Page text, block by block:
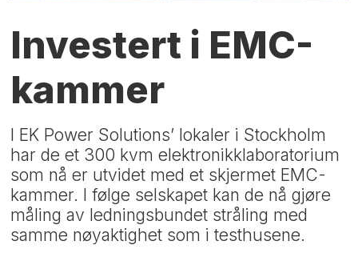
Investert i EMC-
kammer
I EK Power Solutions’ lokaler i Stockholm
har de et 300 kvm elektronikklaboratorium
som nå er utvidet med et skjermet EMC-
kammer. I følge selskapet kan de nå gjøre
måling av ledningsbundet stråling med
samme nøyaktighet som i testhusene.